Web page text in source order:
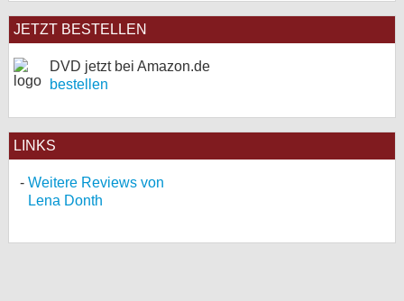
JETZT BESTELLEN
DVD jetzt bei Amazon.de
bestellen
LINKS
Weitere Reviews von
Lena Donth